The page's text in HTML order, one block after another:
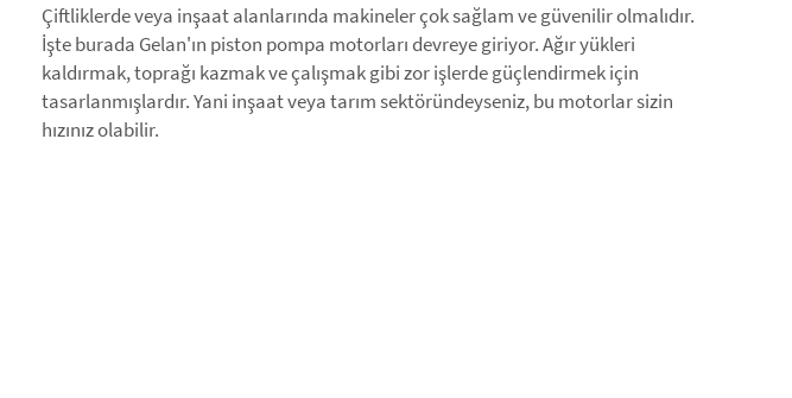
Çiftliklerde veya inşaat alanlarında makineler çok sağlam ve güvenilir olmalıdır.
İşte burada Gelan'ın piston pompa motorları devreye giriyor. Ağır yükleri
kaldırmak, toprağı kazmak ve çalışmak gibi zor işlerde güçlendirmek için
tasarlanmışlardır. Yani inşaat veya tarım sektöründeyseniz, bu motorlar sizin
hızınız olabilir.